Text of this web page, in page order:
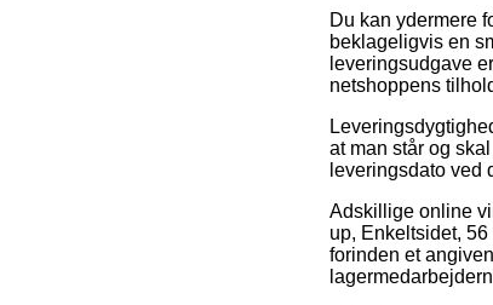
Du kan ydermere
beklageligvis en
leveringsudgave
netshoppens
at man står og
leveringsdato
Adskillige online
up, Enkeltsidet,
forinden et